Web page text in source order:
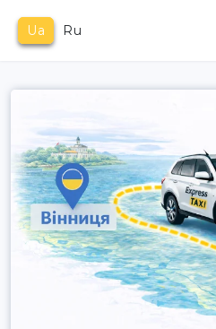
Ua Ru